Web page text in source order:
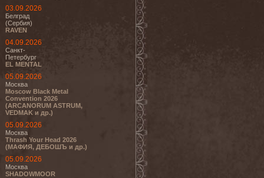
03.09.2026
Белград
(Сербия)
RAVEN
04.09.2026
Санкт-
Петербург
EL MENTAL
05.09.2026
Москва
Moscow Black Metal
Convention 2026
(ARCANORUM ASTRUM,
VEDMAK и др.)
05.09.2026
Москва
Thrash Your Head 2026
(МАФИЯ, ДЕБОШЪ и др.)
05.09.2026
Москва
SHADOWMOOR